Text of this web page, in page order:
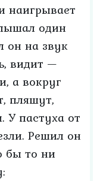
наигрывает
один
он на звук
видит —
а вокруг
пляшут,
У пастуха от
Решил он
бы то ни